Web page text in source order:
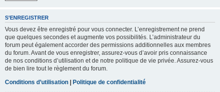
S’ENREGISTRER
Vous devez être enregistré pour vous connecter. L’enregistrement ne prend
que quelques secondes et augmente vos possibilités. L’administrateur du
forum peut également accorder des permissions additionnelles aux membres
du forum. Avant de vous enregistrer, assurez-vous d’avoir pris connaissance
de nos conditions d’utilisation et de notre politique de vie privée. Assurez-vous
de bien lire tout le règlement du forum.
Conditions d’utilisation | Politique de confidentialité